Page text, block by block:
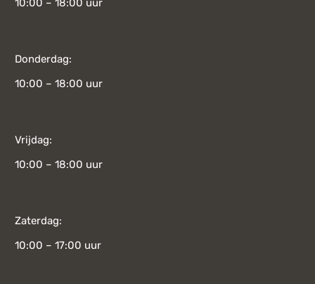
10:00 – 18:00 uur
Donderdag:
10:00 – 18:00 uur
Vrijdag:
10:00 – 18:00 uur
Zaterdag:
10:00 – 17:00 uur